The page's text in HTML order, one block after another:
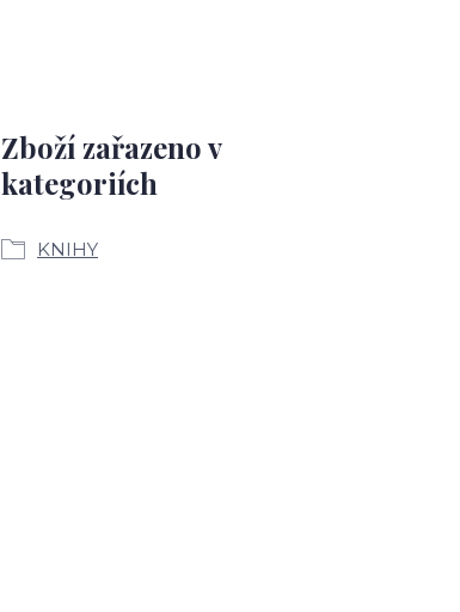
Zboží zařazeno v
kategoriích
KNIHY